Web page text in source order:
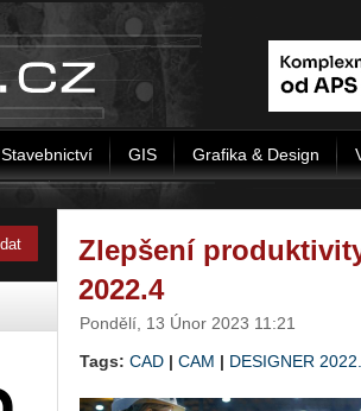
Stavebnictví GIS Grafika & Design
Zlepšení
2022.4
Pondělí, 13 Únor 2023 11:21
Tags: CAD | CAM | DESIGNER